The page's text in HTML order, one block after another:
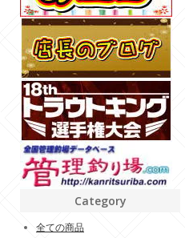
Category
全ての商品